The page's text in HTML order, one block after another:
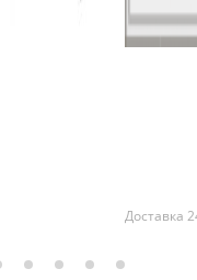
Доставка